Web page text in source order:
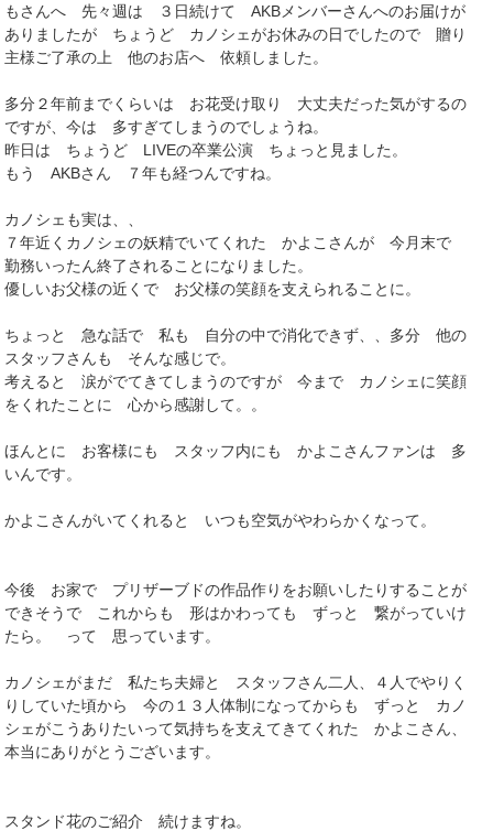
もさんへ 先々週は ３日続けて AKBメンバーさんへのお届けが
ありましたが ちょうど カノシェがお休みの日でしたので 贈り
主様ご了承の上 他のお店へ 依頼しました。
多分２年前までくらいは お花受け取り 大丈夫だった気がするの
ですが、今は 多すぎてしまうのでしょうね。
昨日は ちょうど LIVEの卒業公演 ちょっと見ました。
もう AKBさん ７年も経つんですね。
カノシェも実は、、
７年近くカノシェの妖精でいてくれた かよこさんが 今月末で
勤務いったん終了されることになりました。
優しいお父様の近くで お父様の笑顔を支えられることに。
ちょっと 急な話で 私も 自分の中で消化できず、、多分 他の
スタッフさんも そんな感じで。
考えると 涙がでてきてしまうのですが 今まで カノシェに笑顔
をくれたことに 心から感謝して。。
ほんとに お客様にも スタッフ内にも かよこさんファンは 多
いんです。
かよこさんがいてくれると いつも空気がやわらかくなって。
今後 お家で プリザーブドの作品作りをお願いしたりすることが
できそうで これからも 形はかわっても ずっと 繋がっていけ
たら。 って 思っています。
カノシェがまだ 私たち夫婦と スタッフさん二人、４人でやりく
りしていた頃から 今の１３人体制になってからも ずっと カノ
シェがこうありたいって気持ちを支えてきてくれた かよこさん、
本当にありがとうございます。
スタンド花のご紹介 続けますね。